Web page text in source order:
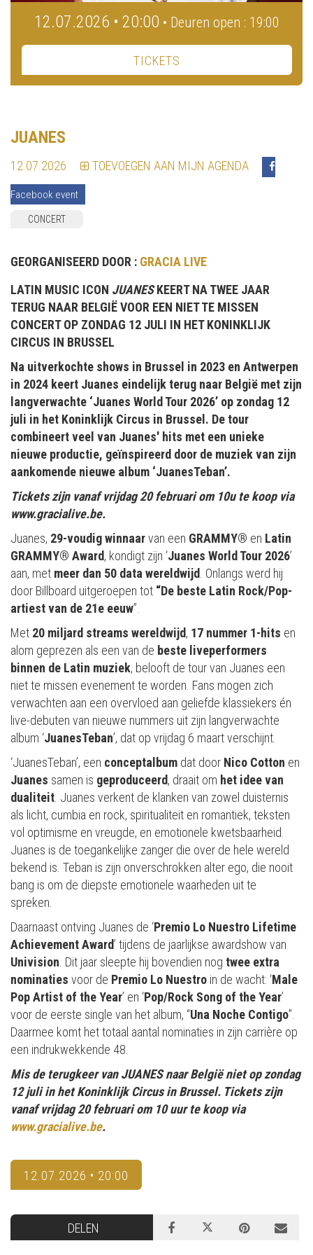
12.07.2026 • 20:00 • Deuren open : 19:00
TICKETS
JUANES
12.07.2026 TOEVOEGEN AAN MIJN AGENDA
Facebook event
CONCERT
GEORGANISEERD DOOR : GRACIA LIVE
LATIN MUSIC ICON JUANESKEERT NA TWEE JAAR
TERUG NAAR BELGIË VOOR EEN NIET TE MISSEN
CONCERT OP ZONDAG 12 JULI IN HET KONINKLIJK
CIRCUS IN BRUSSEL
Na uitverkochte shows in Brussel in 2023 en Antwerpen
in 2024 keert Juanes eindelijk terug naar België met zijn
langverwachte ‘Juanes World Tour 2026’ op zondag 12
juli in het Koninklijk Circus in Brussel. De tour
combineert veel van Juanes' hits met een unieke
nieuwe productie, geïnspireerd door de muziek van zijn
aankomende nieuwe album ‘JuanesTeban’.
Tickets zijn vanaf vrijdag 20 februari om 10u te koop via
www.gracialive.be.
Juanes, 29-voudig winnaarvan een GRAMMY® en Latin
GRAMMY® Award, kondigt zijn ‘Juanes World Tour 2026’
aan, met meer dan 50 data wereldwijd. Onlangs werd hij
door Billboard uitgeroepen tot “De beste Latin Rock/Pop-
artiest van de 21e eeuw”.
Met 20 miljard streams wereldwijd, 17 nummer 1-hits en
alom geprezen als een van de beste liveperformers
binnen de Latin muziek, belooft de tour van Juanes een
niet te missen evenement te worden. Fans mogen zich
verwachten aan een overvloed aan geliefde klassiekers én
live-debuten van nieuwe nummers uit zijn langverwachte
album ‘JuanesTeban’, dat op vrijdag 6 maart verschijnt.
‘JuanesTeban’, een conceptalbum dat door Nico Cotton en
Juanes samen is geproduceerd, draait om het idee van
dualiteit. Juanes verkent de klanken van zowel duisternis
als licht, cumbia en rock, spiritualiteit en romantiek, teksten
vol optimisme en vreugde, en emotionele kwetsbaarheid.
Juanes is de toegankelijke zanger die over de hele wereld
bekend is. Teban is zijn onverschrokken alter ego, die nooit
bang is om de diepste emotionele waarheden uit te
spreken.
Daarnaast ontving Juanes de ‘Premio Lo Nuestro Lifetime
Achievement Award’ tijdens de jaarlijkse awardshow van
Univision. Dit jaar sleepte hij bovendien nog twee extra
nominaties voor de Premio Lo Nuestro in de wacht: ‘Male
Pop Artist of the Year’ en ‘Pop/Rock Song of the Year’
voor de eerste single van het album, “Una Noche Contigo”.
Daarmee komt het totaal aantal nominaties in zijn carrière op
een indrukwekkende 48.
Mis de terugkeer van JUANES naar België niet op zondag
12 juli in het Koninklijk Circus in Brussel. Tickets zijn
vanaf vrijdag 20 februari om 10 uur te koop via
www.gracialive.be.
12.07.2026 • 20:00
DELEN